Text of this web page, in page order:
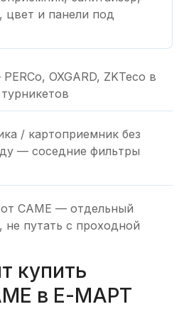
цвет и панели под
OXGARD, ZKTeco в
/ картоприемник без
— соседние фильтры
CAME — отдельный
не путать с проходной
купить
в Е-МАРТ